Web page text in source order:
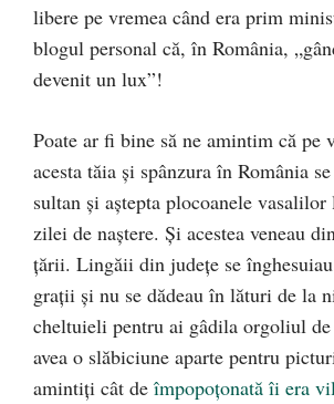
libere pe vremea când era prim
blogul personal că, în România,
devenit un lux”!
Poate ar fi bine să ne amintim că pe
acesta tăia şi spânzura în România
sultan şi aştepta plocoanele vasalilor
zilei de naştere. Şi acestea veneau
ţării. Lingăii din judeţe se
graţii şi nu se dădeau în lături de la
cheltuieli pentru ai gâdila orgoliul de
avea o slăbiciune aparte pentru
amintiţi cât de împopoţonată îi era